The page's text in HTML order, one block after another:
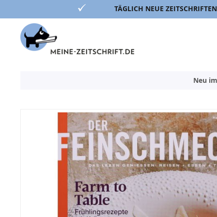
TÄGLICH NEUE ZEITSCHRIFTEN
Inhalt
Neu
Bildergalerie